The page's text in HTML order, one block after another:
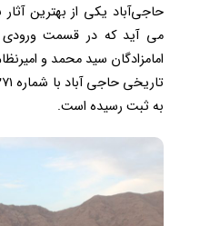
حاجی‌آباد یکی از بهترین
می آید که در قسمت
امامزادگان سید محمد و
به ثبت رسیده است.